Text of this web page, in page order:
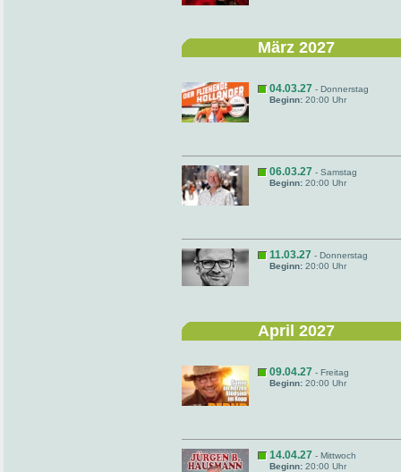
März 2027
04.03.27 - Donnerstag
Beginn: 20:00 Uhr
06.03.27 - Samstag
Beginn: 20:00 Uhr
11.03.27 - Donnerstag
Beginn: 20:00 Uhr
April 2027
09.04.27 - Freitag
Beginn: 20:00 Uhr
14.04.27 - Mittwoch
Beginn: 20:00 Uhr